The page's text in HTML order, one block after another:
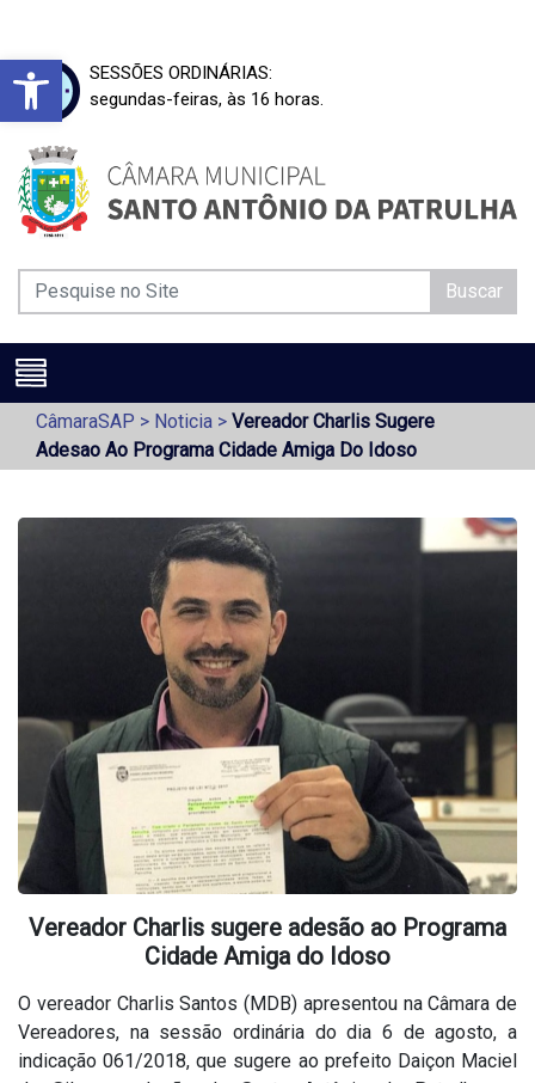
Barra de Ferramentas Aberta
SESSÕES ORDINÁRIAS:
segundas-feiras, às 16 horas.
Buscar
CâmaraSAP > Noticia > Vereador Charlis Sugere
Adesao Ao Programa Cidade Amiga Do Idoso
Vereador Charlis sugere adesão ao Programa
Cidade Amiga do Idoso
O vereador Charlis Santos (MDB) apresentou na Câmara de
Vereadores, na sessão ordinária do dia 6 de agosto, a
indicação 061/2018, que sugere ao prefeito Daiçon Maciel